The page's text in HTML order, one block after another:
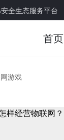
全生态服务平台
首页
游戏